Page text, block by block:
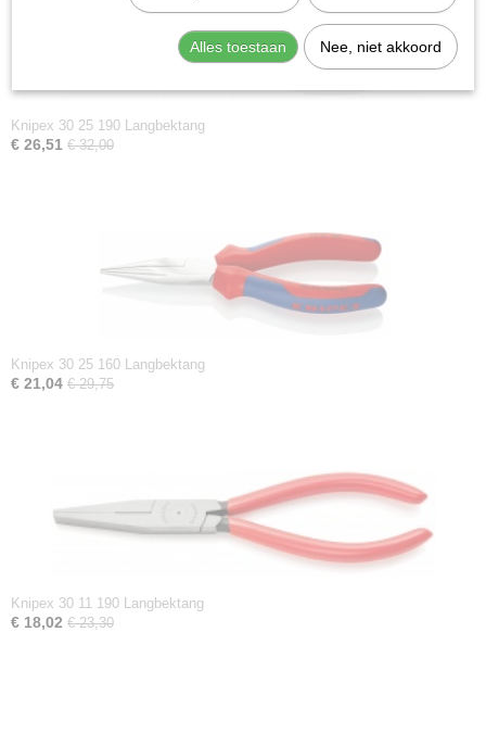
Knipex 30 25 190 Langbektang
€ 26,51 € 32,00
Knipex 30 25 160 Langbektang
€ 21,04 € 29,75
Knipex 30 11 190 Langbektang
€ 18,02 € 23,30
Alles toestaan Nee, niet akkoord